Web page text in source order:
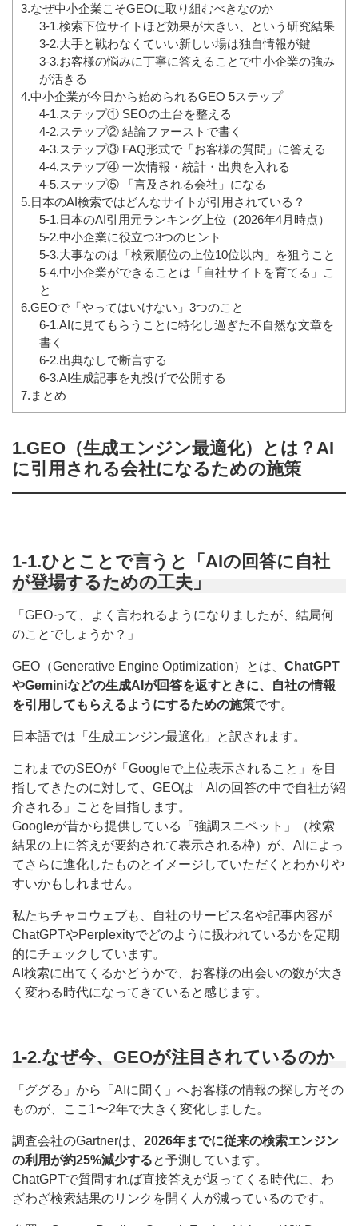
3.なぜ中小企業こそGEOに取り組むべきなのか
3-1.検索下位サイトほど効果が大きい、という研究結果
3-2.大手と戦わなくていい新しい場は独自情報が鍵
3-3.お客様の悩みに丁寧に答えることで中小企業の強み
が活きる
4.中小企業が今日から始められるGEO 5ステップ
4-1.ステップ① SEOの土台を整える
4-2.ステップ② 結論ファーストで書く
4-3.ステップ③ FAQ形式で「お客様の質問」に答える
4-4.ステップ④ 一次情報・統計・出典を入れる
4-5.ステップ⑤ 「言及される会社」になる
5.日本のAI検索ではどんなサイトが引用されている？
5-1.日本のAI引用元ランキング上位（2026年4月時点）
5-2.中小企業に役立つ3つのヒント
5-3.大事なのは「検索順位の上位10位以内」を狙うこと
5-4.中小企業ができることは「自社サイトを育てる」こ
と
6.GEOで「やってはいけない」3つのこと
6-1.AIに見てもらうことに特化し過ぎた不自然な文章を
書く
6-2.出典なしで断言する
6-3.AI生成記事を丸投げで公開する
7.まとめ
1.GEO（生成エンジン最適化）とは？AI
に引用される会社になるための施策
1-1.ひとことで言うと「AIの回答に自社
が登場するための工夫」
「GEOって、よく言われるようになりましたが、結局何
のことでしょうか？」
GEO（Generative Engine Optimization）とは、 ChatGPT
やGeminiなどの生成AIが回答を返すときに、自社の情報
を引用してもらえるようにするための施策です。
日本語では「生成エンジン最適化」と訳されます。
これまでのSEOが「Googleで上位表示されること」を目
指してきたのに対して、GEOは「AIの回答の中で自社が紹
介される」ことを目指します。
Googleが昔から提供している「強調スニペット」（検索
結果の上に答えが要約されて表示される枠）が、AIによっ
てさらに進化したものとイメージしていただくとわかりや
すいかもしれません。
私たちチャコウェブも、自社のサービス名や記事内容が
ChatGPTやPerplexityでどのように扱われているかを定期
的にチェックしています。
AI検索に出てくるかどうかで、お客様の出会いの数が大き
く変わる時代になってきていると感じます。
1-2.なぜ今、GEOが注目されているのか
「ググる」から「AIに聞く」へお客様の情報の探し方その
ものが、ここ1〜2年で大きく変化しました。
調査会社のGartnerは、 2026年までに従来の検索エンジン
の利用が約25%減少すると予測しています。
ChatGPTで質問すれば直接答えが返ってくる時代に、わ
ざわざ検索結果のリンクを開く人が減っているのです。